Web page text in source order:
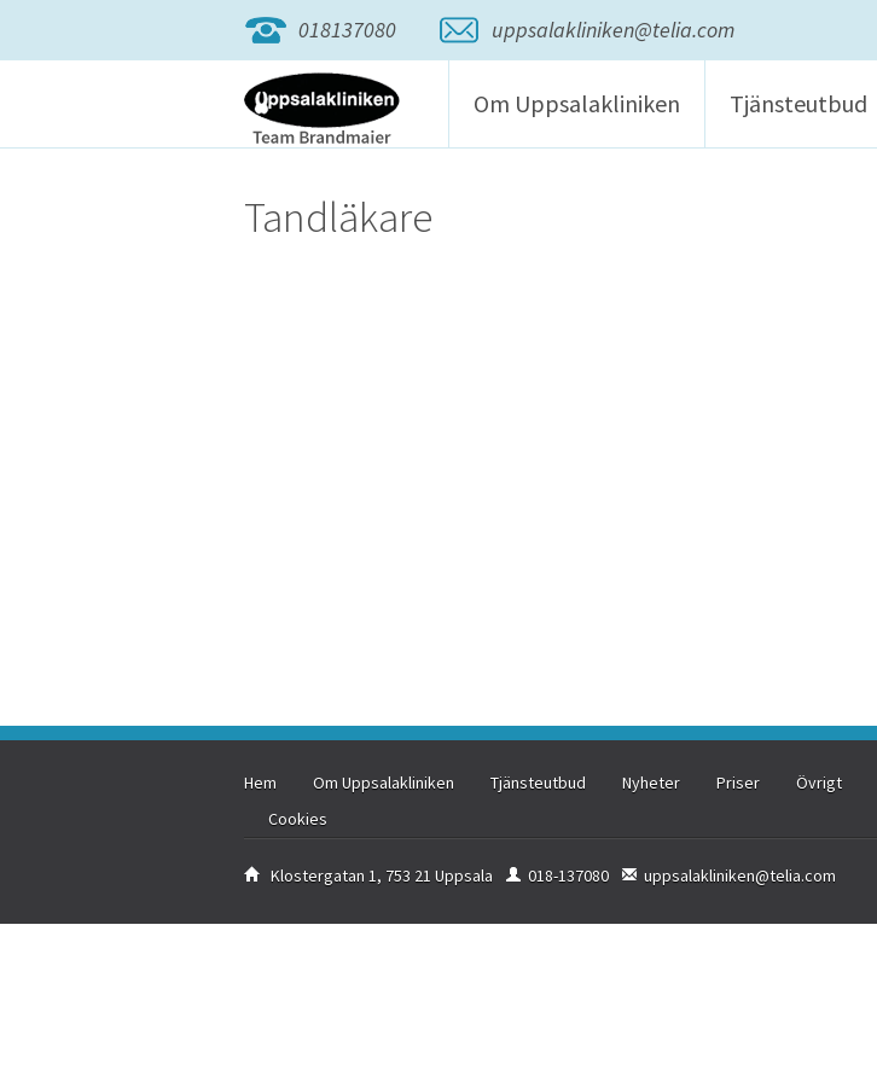
018137080 uppsalakliniken@telia.com
Om Uppsalakliniken Tjänsteutbud
Tandläkare
Hem Om Uppsalakliniken Tjänsteutbud Nyheter Priser Övrigt
Cookies
Klostergatan 1, 753 21 Uppsala 018-137080 uppsalakliniken@telia.com